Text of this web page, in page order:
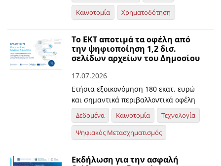
Καινοτομία
Χρηματοδότηση
Το ΕΚΤ αποτιμά τα οφέλη από
την ψηφιοποίηση 1,2 δισ.
σελίδων αρχείων του Δημοσίου
17.07.2026
Ετήσια εξοικονόμηση 180 εκατ. ευρώ
και σημαντικά περιβαλλοντικά οφέλη
Δεδομένα Καινοτομία
Τεχνολογία
Ψηφιακός Μετασχηματισμός
Εκδήλωση για την ασφαλή